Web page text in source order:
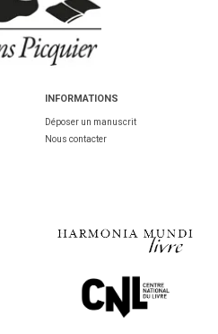
INFORMATIONS
Déposer un manuscrit
Nous contacter